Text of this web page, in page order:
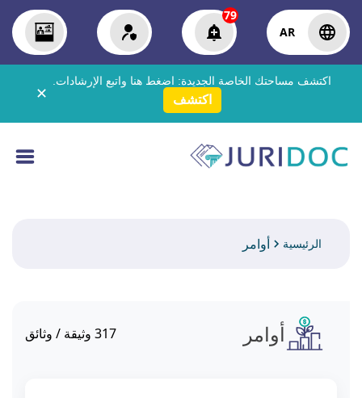
AR
79
اكتشف مساحتك الخاصة الجديدة: اضغط هنا واتبع الإرشادات.
اكتشف ✕
الرئيسية أوامر
أوامر 317 وثيقة / وثائق